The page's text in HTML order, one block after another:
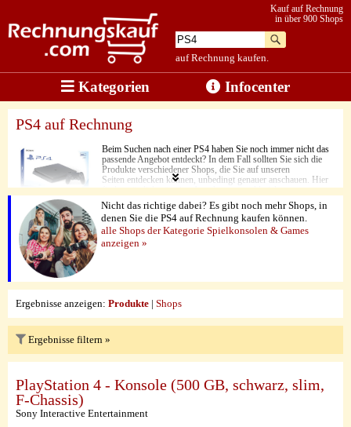
auf Rechnung kaufen.
Kauf auf Rechnung
in über 900 Shops
Kategorien Infocenter
PS4 auf Rechnung
Beim Suchen nach einer PS4 haben Sie noch immer nicht das
passende Angebot entdeckt? In dem Fall sollten Sie sich die
Produkte verschiedener Shops, die Sie auf unseren
Seiten entdecken können, unbedingt genauer anschauen. Hier
finden nämlich günstige Angebote aus zahlreichen
unterschiedlichen Onlineshops aufgelistet. So können Sie sich
stets von fairen Zahlungsbedingungen und niedrigen Preisen
überzeugen. Die PS4 setzt dabei auch Akzente in Sachen
Spielerlebnis. Mit ihrer hohen Leistung überzeugt sie in jeder
Gaming-Session. Bei der Bezahlung haben Sie je nach Shop
die Wahl aus verschiedenen Zahlungsmöglichkeiten. Der Kauf
Nicht das richtige dabei? Es gibt noch mehr Shops, in
denen Sie die PS4 auf Rechnung kaufen können.
alle Shops der Kategorie Spielkonsolen & Games
anzeigen »
Ergebnisse anzeigen: Produkte | Shops
Ergebnisse filtern »
PlayStation 4 - Konsole (500 GB, schwarz, slim,
F-Chassis)
Sony Interactive Entertainment